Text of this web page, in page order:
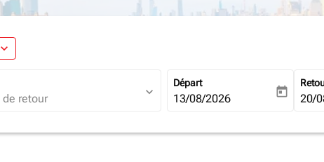
expand_more
expand_more
Départ
fc-booking-departure-date-
13/08/2026 today fc-
20/